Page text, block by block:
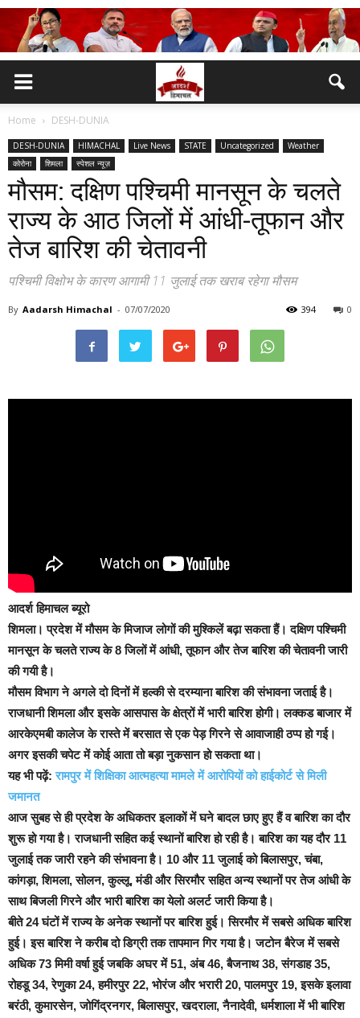
Home DESH-DUNIA
DESH-DUNIA HIMACHAL Live News STATE Uncategorized
Weather
कोरोना
शिमला स्पेशल न्यूज़
मौसम: दक्षिण पश्चिमी मानसून के चलते
राज्य के आठ जिलों में आंधी-तूफान और
तेज बारिश की चेतावनी
पश्चिमी विक्षोभ के कारण आगामी 11 जुलाई तक खराब रहेगा मौसम
By Aadarsh Himachal - 07/07/2020 0
394
आदर्श हिमाचल ब्यूरो
शिमला।प्रदेश में मौसम के मिजाज लोगों की मुश्किलें बढ़ा सकता हैं। दक्षिण पश्चिमी
मानसून के चलते राज्य के 8 जिलों में आंधी, तूफान और तेज बारिश की चेतावनी जारी
की गयी है।
मौसम विभाग ने अगले दो दिनों में हल्की से दरम्याना बारिश की संभावना जताई है।
राजधानी शिमला और इसके आसपास के क्षेत्रों में भारी बारिश होगी। लक्कड बाजार में
आरकेएमबी कालेज के रास्ते में बरसात से एक पेड़ गिरने से आवाजाही ठप्प हो गई।
अगर इसकी चपेट में कोई आता तो बड़ा नुकसान हो सकता था।
यह भी पढ़ें:रामपुर में शिक्षिका आत्महत्या मामले में आरोपियों को हाईकोर्ट से मिली
जमानत
आज सुबह से ही प्रदेश के अधिकतर इलाकों में घने बादल छाए हुए हैं व बारिश का दौर
शुरू हो गया है। राजधानी सहित कई स्थानों बारिश हो रही है। बारिश का यह दौर 11
जुलाई तक जारी रहने की संभावना है। 10 और 11 जुलाई को बिलासपुर, चंबा,
कांगड़ा, शिमला, सोलन, कुल्लू, मंडी और सिरमौर सहित अन्य स्थानों पर तेज आंधी के
साथ बिजली गिरने और भारी बारिश का येलो अलर्ट जारी किया है।
बीते 24 घंटों में राज्य के अनेक स्थानों पर बारिश हुई। सिरमौर में सबसे अधिक बारिश
हुई। इस बारिश ने करीब दो डिग्री तक तापमान गिर गया है। जटोन बैरेज में सबसे
अधिक 73 मिमी वर्षा हुई जबकि अघर में 51, अंब 46, बैजनाथ 38, संगडाह 35,
रोहडू 34, रेणुका 24, हमीरपुर 22, भोरंज और भरारी 20, पालमपुर 19, इसके इलावा
बरंठी, कुमारसेन, जोगिंद्रनगर, बिलासपुर, खदराला, नैनादेवी, धर्मशाला में भी बारिश